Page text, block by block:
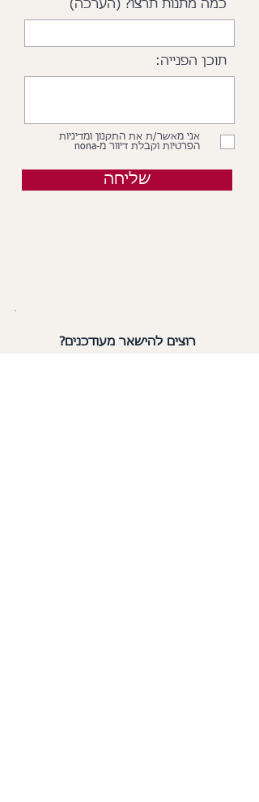
כמה מתנות תרצו? (הערכה)
תוכן הפנייה:
אני מאשר/ת את התקנון ומדיניות
הפרטיות וקבלת דיוור מ-nona
שליחה
רוצים להישאר מעודכנים?